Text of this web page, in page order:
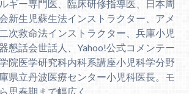
ギー専門医、臨床研修指導医、日本周
新生児蘇生法インストラクター、アメ
次救命法インストラクター、兵庫小児
懇話会世話人、Yahoo!公式コメンテー
院医学研究科内科系講座小児科学分野
県立丹波医療センター小児科医長。モ
思春期まで幅広く。